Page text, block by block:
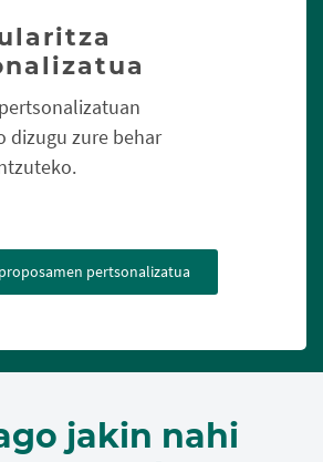
dizugu zure behar
pertsonalizatua
jakin nahi